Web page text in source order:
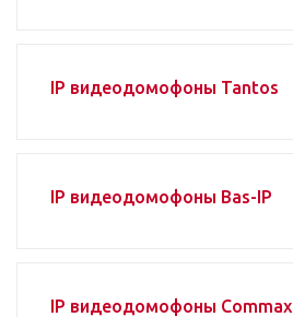
IP видеодомофоны Tantos
IP видеодомофоны Bas-IP
IP видеодомофоны Commax